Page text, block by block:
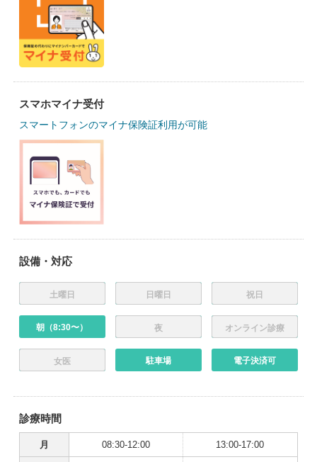
スマホマイナ受付
スマートフォンのマイナ保険証利用が可能
設備・対応
土曜日 日曜日 祝日
朝（8:30〜） 夜 オンライン診療
女医 駐車場 電子決済可
診療時間
月 08:30-12:00 13:00-17:00